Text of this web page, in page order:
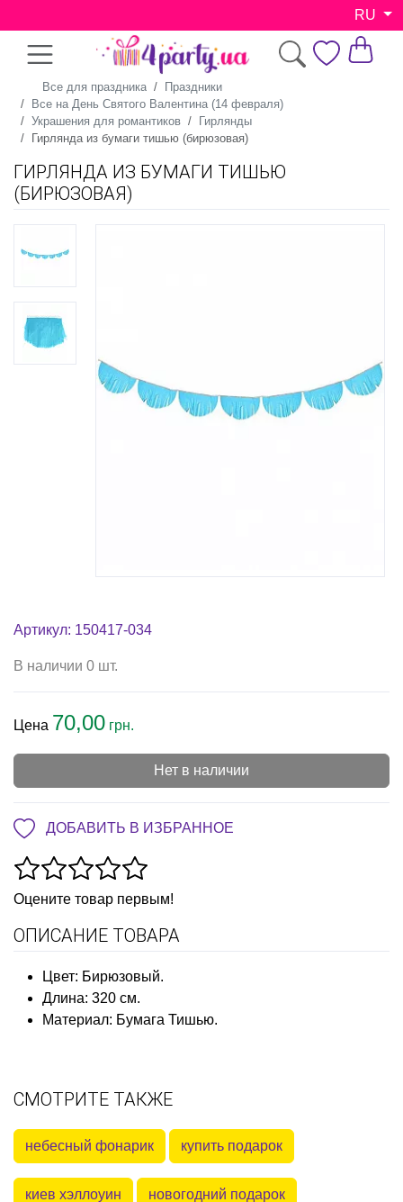
RU
Все для праздника
Праздники
Все на День Святого Валентина (14 февраля)
Украшения для романтиков
Гирлянды
Гирлянда из бумаги тишью (бирюзовая)
ГИРЛЯНДА ИЗ БУМАГИ ТИШЬЮ
(БИРЮЗОВАЯ)
Артикул: 150417-034
В наличии 0 шт.
Цена 70,00 грн.
Нет в наличии
ДОБАВИТЬ В ИЗБРАННОЕ
Оцените товар первым!
ОПИСАНИЕ ТОВАРА
Цвет: Бирюзовый.
Длина: 320 см.
Материал: Бумага Тишью.
СМОТРИТЕ ТАКЖЕ
небесный фонарик купить подарок
киев хэллоуин новогодний подарок